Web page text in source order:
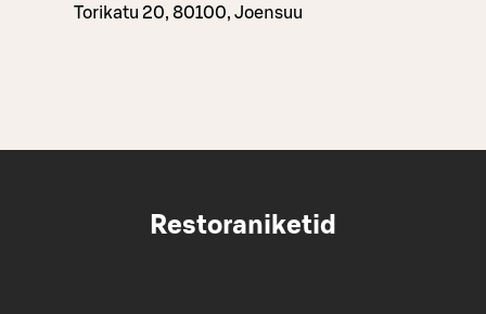
Torikatu 20, 80100, Joensuu
Restoraniketid